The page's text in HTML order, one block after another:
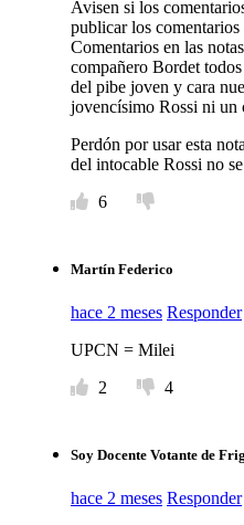
Avisen si los
publicar los
Comentarios en las
compañero Bordet
del pibe joven y cara
jovencísimo Rossi ni un
Perdón por usar esta
del intocable Rossi no
6
Martín Federico
hace 2 meses Responder
UPCN = Milei
2
4
Soy Docente Votante de
hace 2 meses Responder